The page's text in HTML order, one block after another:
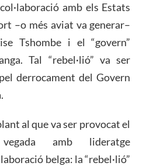
amb els Estats
–o més aviat va generar–
Tshombe i el “govern”
Tal “rebel·lió” va ser
derrocament del Govern
al que va ser provocat el
amb lideratge
belga: la “rebel·lió”